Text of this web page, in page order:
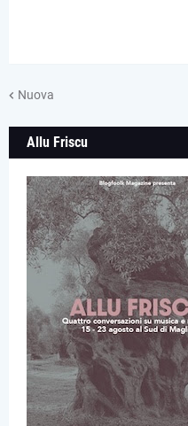
Nuova
Allu Friscu